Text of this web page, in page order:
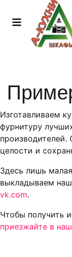
Изготавливаем
фурнитуру
целости и
Здесь лишь
выкладываем
vk.com.
Чтобы получить
приезжайте в